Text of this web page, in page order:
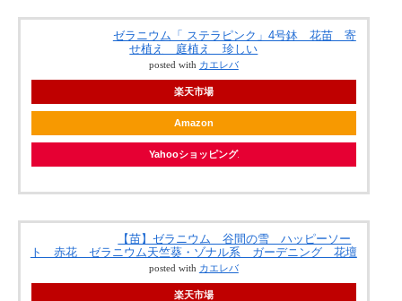
ゼラニウム「 ステラピンク」4号鉢 花苗 寄
せ植え 庭植え 珍しい
posted with カエレバ
楽天市場
Amazon
Yahooショッピング
【苗】ゼラニウム 谷間の雪 ハッピーソー
ト 赤花 ゼラニウム天竺葵・ゾナル系 ガーデニング 花壇
posted with カエレバ
楽天市場